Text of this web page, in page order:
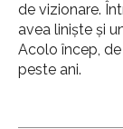
de vizionare.
avea liniște și
Acolo încep,
peste ani.